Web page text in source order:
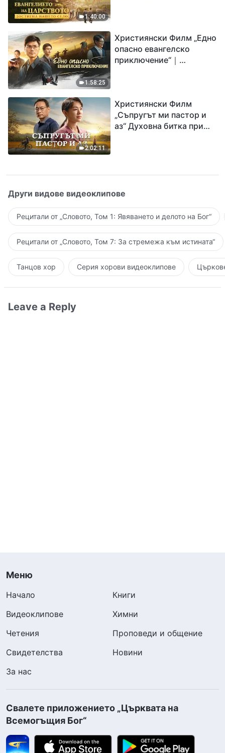
1:40:00
1:58:25
Християнски Филм „Едно
опасно евангелско
приключение“｜
Исус
2:02:11
Християнски Филм
„Съпругът ми пастор и
аз“ Духовна битка при
Други видове видеоклипове
Рецитали от „Словото, Том 1: Явяването и делото на Бог“
Рецитали от „Словото, Том 7: За стремежа към истината“
Танцов хор Серия хорови видеоклипове
Leave a Reply
Меню
Начало
Книги
Видеоклипове
Химни
Четения
Проповеди и общение
Свидетелства
Новини
За нас
Свалете приложението „Църквата на
Всемогъщия Бог“